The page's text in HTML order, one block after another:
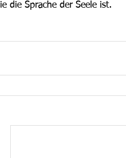
die Sprache der Seele ist.